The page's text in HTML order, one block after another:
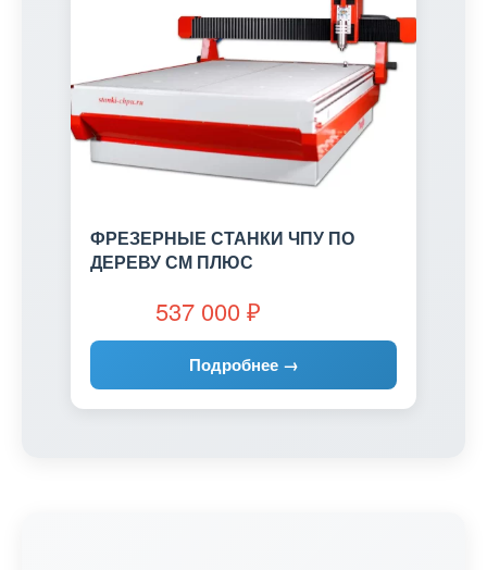
ФРЕЗЕРНЫЕ СТАНКИ ЧПУ ПО
ДЕРЕВУ СМ ПЛЮС
537 000 ₽
Подробнее →